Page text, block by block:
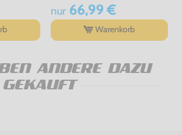
nur66,99 €
Warenkorb
ANDERE DAZU
GEKAUFT